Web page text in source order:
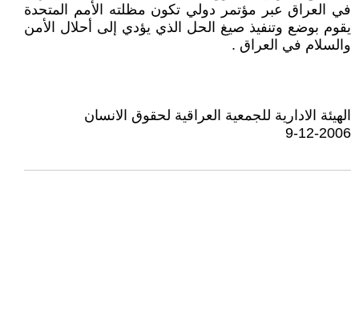
في العراق عبر مؤتمر دولي تكون مظلته الأمم المتحدة
يقوم بوضع وتنفيذ صيغ الحل الذي يؤدي إلى أحلال الأمن
والسلام في العراق .
الهيئة الادارية للجمعية العراقية لحقوق الانسان
9-12-2006